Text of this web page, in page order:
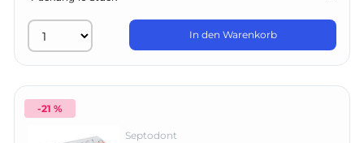
In den Warenkorb
-21 %
Septodont